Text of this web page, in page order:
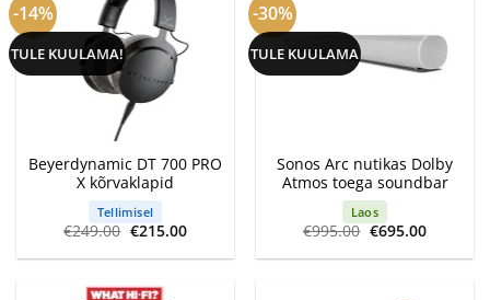
-14%
TULE KUULAMA!
Beyerdynamic DT 700 PRO
X kõrvaklapid
Tellimisel
€249.00 Algne
hind
oli:
€215.00Current
is:
-30%
TULE KUULAMA
Sonos Arc nutikas Dolby
Atmos toega soundbar
Laos
€995.00 Algne
hind
oli:
€695.00Current
is: